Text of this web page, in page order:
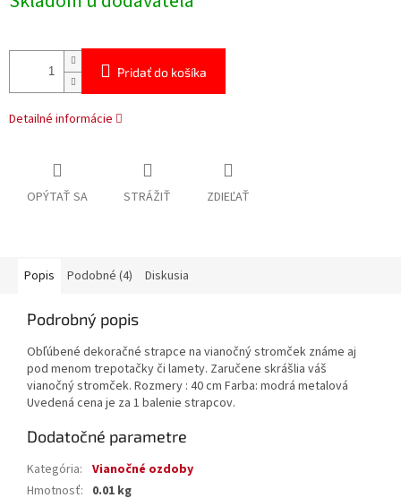
cena:
Pridať do košíka
Detailné informácie
OPÝTAŤ SA STRÁŽIŤ ZDIEĽAŤ
Popis Podobné (4) Diskusia
Podrobný popis
Obľúbené dekoračné strapce na vianočný stromček známe aj
pod menom trepotačky či lamety. Zaručene skrášlia váš
vianočný stromček. Rozmery : 40 cm Farba: modrá metalová
Uvedená cena je za 1 balenie strapcov.
Dodatočné parametre
Kategória: Vianočné ozdoby
Hmotnosť: 0.01 kg